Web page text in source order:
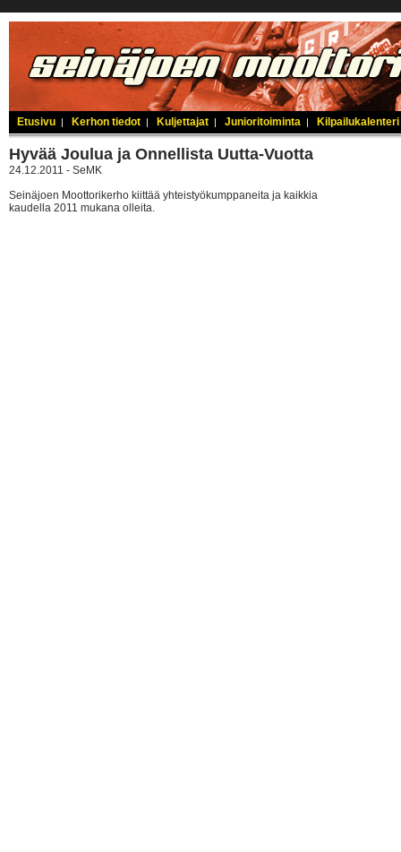
Etusivu | Kerhon tiedot | Kuljettajat | Junioritoiminta | Kilpailukalenteri
Hyvää Joulua ja Onnellista Uutta-Vuotta
24.12.2011 - SeMK
Seinäjoen Moottorikerho kiittää yhteistyökumppaneita ja kaikkia
kaudella 2011 mukana olleita.